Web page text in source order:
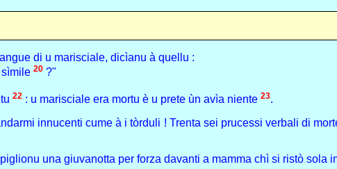
di u marisciale, dicìanu à quellu :
20 ?"
22 : u marisciale era mortu è u prete ùn avìa niente 23.
innucenti cume à i tòrduli ! Trenta sei prucessi verbali di
una giuvanotta per forza davanti a mamma chì si ristò sola